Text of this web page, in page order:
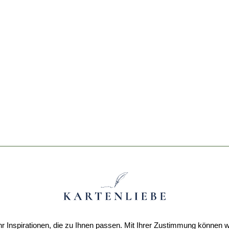
Inspirationen, die zu Ihnen passen. Mit Ihrer Zustimmung können